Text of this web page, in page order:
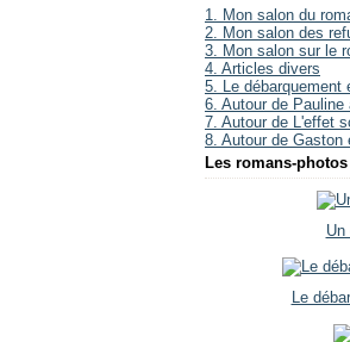
1. Mon salon du
2. Mon salon des
3. Mon salon sur le
4. Articles divers
5. Le débarquement
6. Autour de Pauline
7. Autour de L'effet
8. Autour de Gaston
Les romans-
Un
Le